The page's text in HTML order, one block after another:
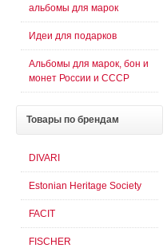
альбомы для марок
Идеи для подарков
Альбомы для марок, бон и
монет России и СССР
Товары по брендам
DIVARI
Estonian Heritage Society
FACIT
FISCHER